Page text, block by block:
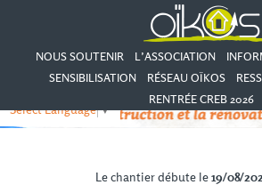
NOUS SOUTENIR L’ASSOCIATION
SENSIBILISATION
RÉSEAU OÏKOS
RENTRÉE CREB 2026
Select Language▼
Le chantier débute le19/08/